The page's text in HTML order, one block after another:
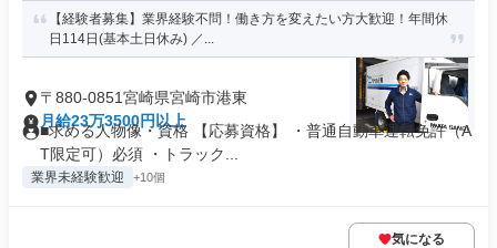
【経験者募集】業界経験不問！働き方を変えたい方大歓迎！年間休
日114日(基本土日休み) ／...
〒880-0851宮崎県宮崎市港東
月給23万3500円以上
■求める人物像・資格 【応募資格】 ・普通自動車運転免許（A
T限定可）必須 ・トラック...
業界未経験歓迎 +10個
気になる